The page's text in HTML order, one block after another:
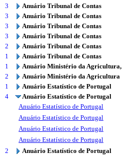
3
Anuário Tribunal de Contas
3
Anuário Tribunal de Contas
3
Anuário Tribunal de Contas
3
Anuário Tribunal de Contas
2
Anuário Tribunal de Contas
1
Anuário Tribunal de Contas
1
Anuário Ministério da Agricultura,
2
Anuário Ministério da Agricultura
1
Anuário Estatístico de Portugal
4
Anuário Estatístico de Portugal
Anuário Estatístico de Portugal
Anuário Estatístico de Portugal
Anuário Estatístico de Portugal
Anuário Estatístico de Portugal
2
Anuário Estatístico de Portugal